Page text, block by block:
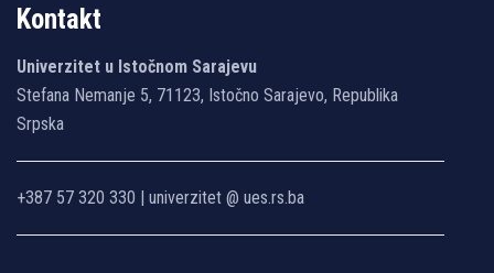
Kontakt
Univerzitet u Istočnom Sarajevu
Stefana Nemanje 5, 71123, Istočno Sarajevo, Republika
Srpska
+387 57 320 330 | univerzitet @ ues.rs.ba